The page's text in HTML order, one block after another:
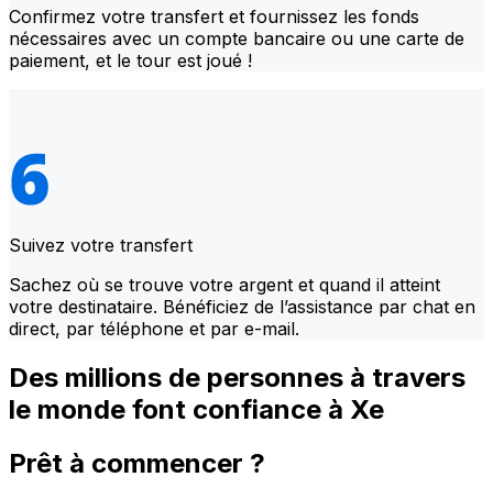
Confirmez votre transfert et fournissez les fonds
nécessaires avec un compte bancaire ou une carte de
paiement, et le tour est joué !
Suivez votre transfert
Sachez où se trouve votre argent et quand il atteint
votre destinataire. Bénéficiez de l’assistance par chat en
direct, par téléphone et par e-mail.
Des millions de personnes à travers
le monde font confiance à Xe
Prêt à commencer ?